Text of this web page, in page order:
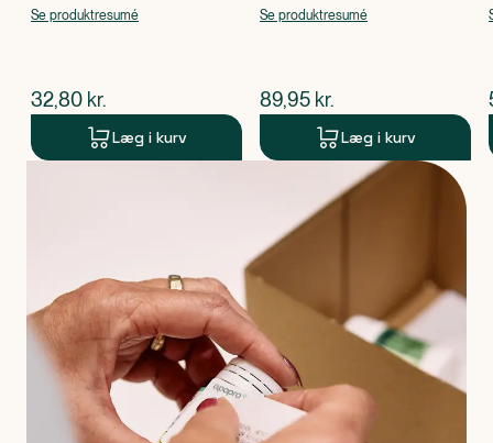
apoteksforbeholdt), Paracetamol
Se produktresumé
$nuværende pris
32,80 kr.
Læg i kurv
Se produktresumé
$nuværende pris
89,95 kr.
Læg i kurv